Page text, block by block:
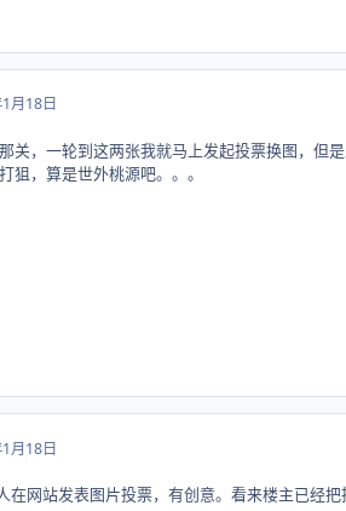
月18日
关，一轮到这两张我就马上发起投票换图，但
狙，算是世外桃源吧。。。
月18日
在网站发表图片投票，有创意。看来楼主已经把